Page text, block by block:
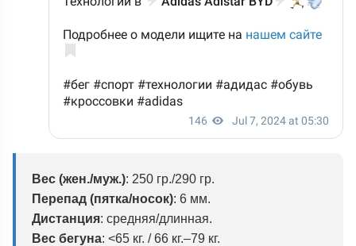
Вес (жен./муж.): 250 гр./290 гр.
Перепад (пятка/носок): 6 мм.
Дистанция: средняя/длинная.
Вес бегуна: <65 кг. / 66 кг.–79 кг.